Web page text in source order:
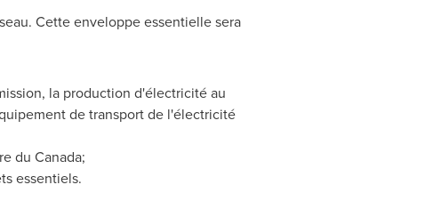
Cette enveloppe essentielle sera
la production d'électricité au
de transport de l'électricité
du Canada;
essentiels.